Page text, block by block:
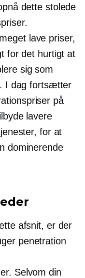
dette stolede
lave priser,
for det hurtigt at
sig som
I dag fortsætter
på
lavere
for at
dominerende
afsnit, er der
penetration
Selvom din